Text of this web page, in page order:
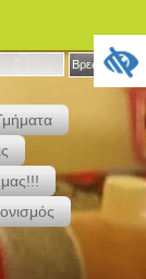
Βρες το »